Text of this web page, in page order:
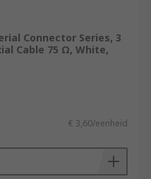
Connector Series, 3
Cable 75 Ω, White,
€ 3,60/eenheid